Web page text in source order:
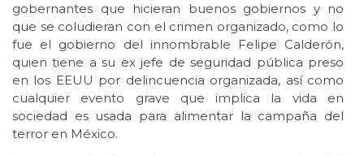
gobernantes que hicieran buenos gobiernos y no
que se coludieran con el crimen organizado, como lo
fue el gobierno del innombrable Felipe Calderón,
quien tiene a su ex jefe de seguridad pública preso
en los EEUU por delincuencia organizada, así como
cualquier evento grave que implica la vida en
sociedad es usada para alimentar la campaña del
terror en México.